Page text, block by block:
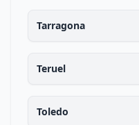
Tarragona
Teruel
Toledo